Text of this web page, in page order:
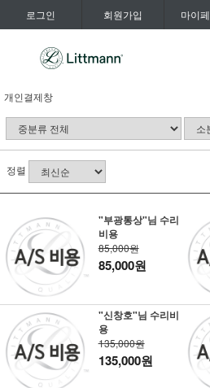
로그인 회원가입 마이
개인결제창
정렬
"부광통상"님 수리
비용
85,000원
85,000원
"신창호"님 수리비
용
135,000원
135,000원